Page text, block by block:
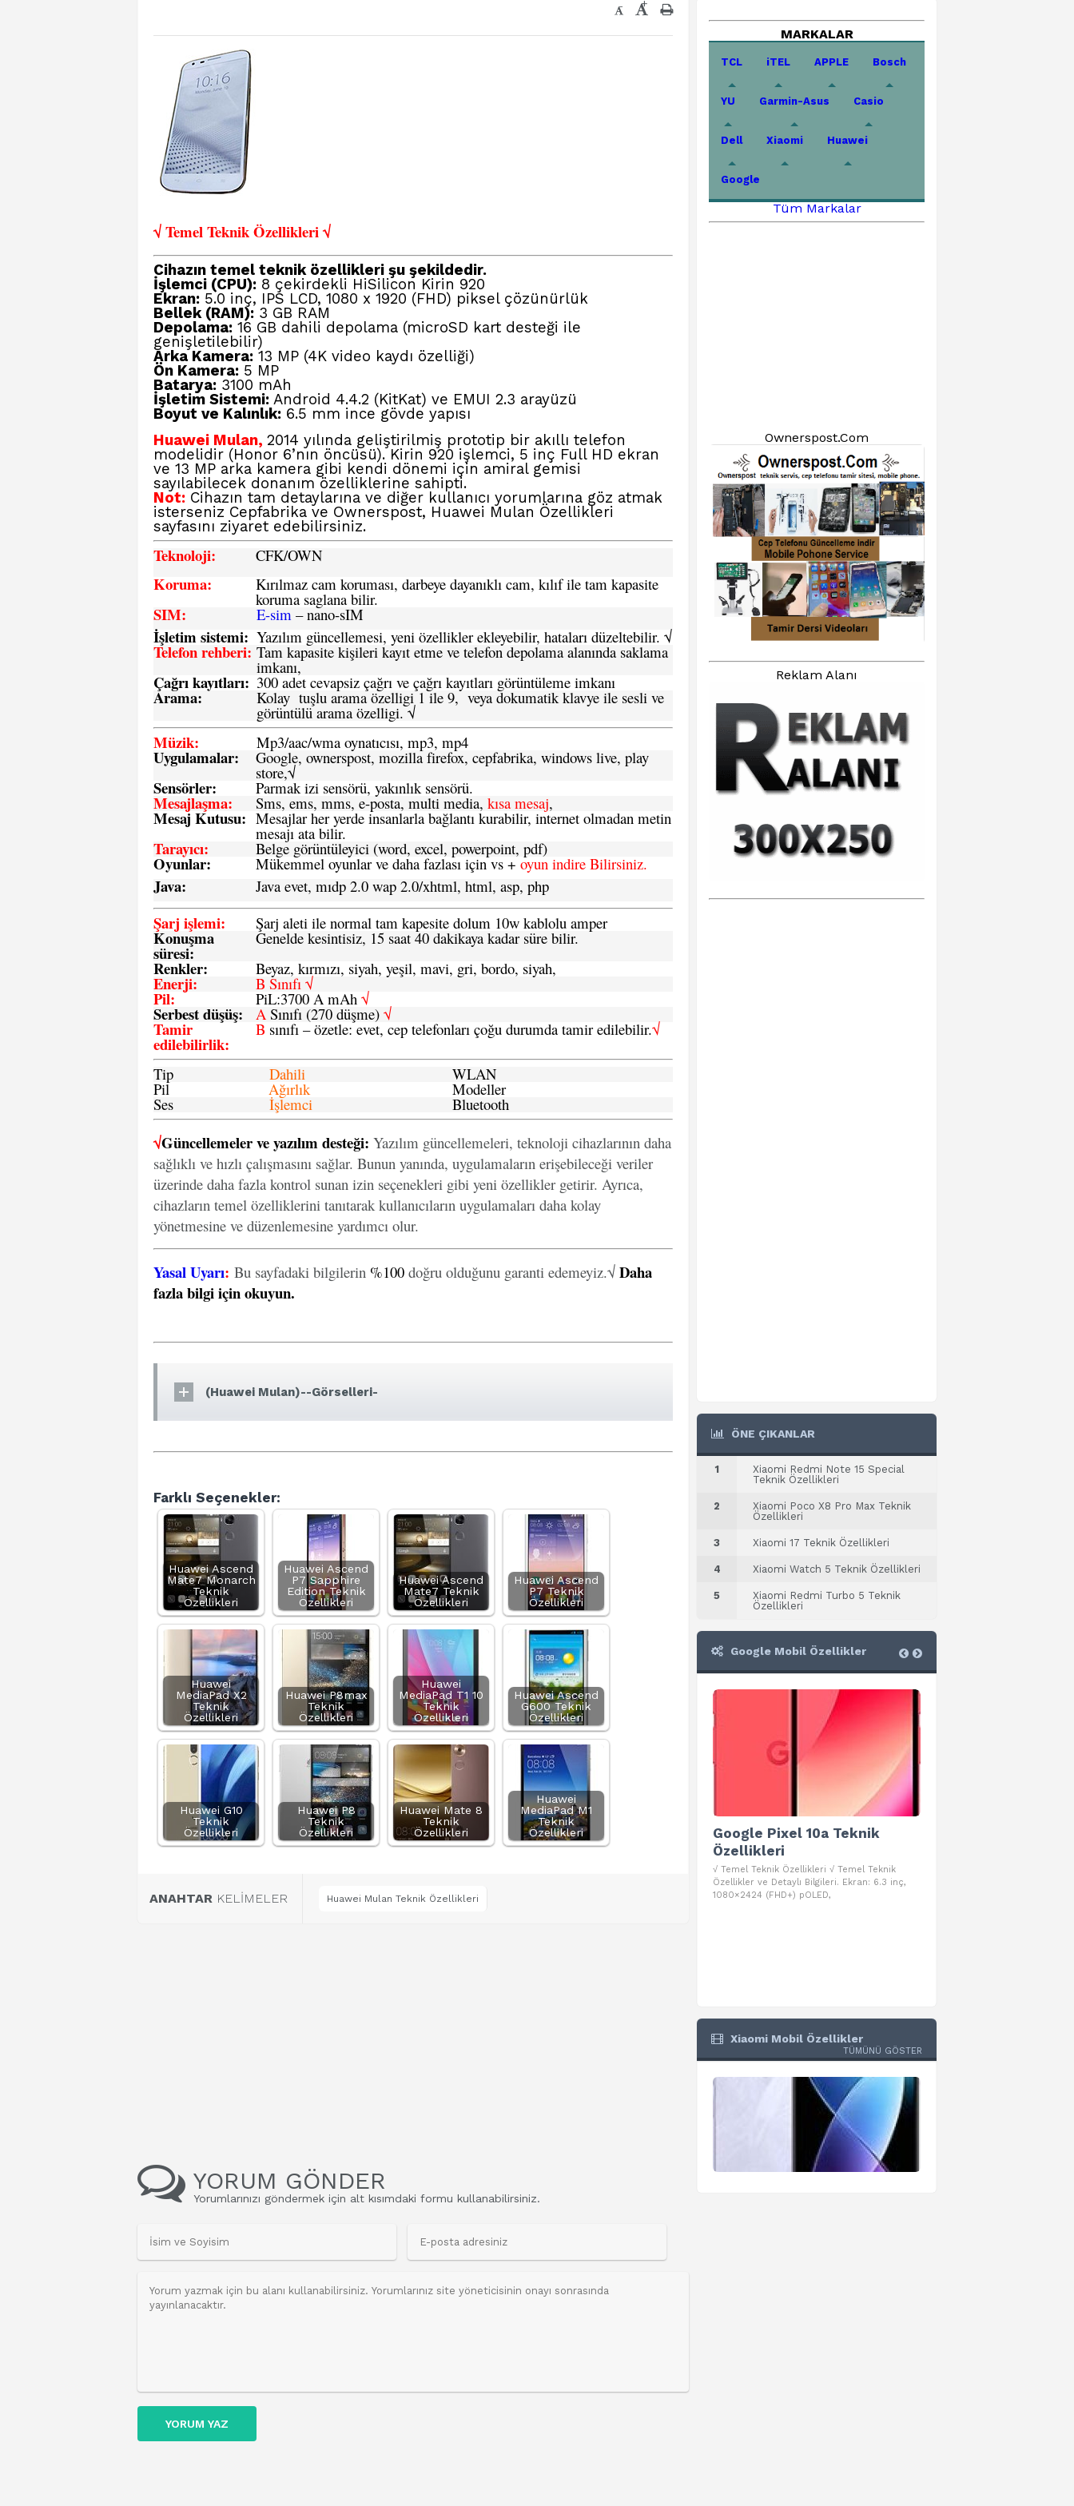
- +
√ Temel Teknik Özellikleri √
Cihazın temel teknik özellikleri şu şekildedir.
İşlemci (CPU): 8 çekirdekli HiSilicon Kirin 920
Ekran: 5.0 inç, IPS LCD, 1080 x 1920 (FHD) piksel çözünürlük
Bellek (RAM): 3 GB RAM
Depolama: 16 GB dahili depolama (microSD kart desteği ile
genişletilebilir)
Arka Kamera: 13 MP (4K video kaydı özelliği)
Ön Kamera: 5 MP
Batarya: 3100 mAh
İşletim Sistemi: Android 4.4.2 (KitKat) ve EMUI 2.3 arayüzü
Boyut ve Kalınlık: 6.5 mm ince gövde yapısı
Huawei Mulan, 2014 yılında geliştirilmiş prototip bir akıllı telefon
modelidir (Honor 6’nın öncüsü). Kirin 920 işlemci, 5 inç Full HD ekran
ve 13 MP arka kamera gibi kendi dönemi için amiral gemisi
sayılabilecek donanım özelliklerine sahipti.
Not: Cihazın tam detaylarına ve diğer kullanıcı yorumlarına göz atmak
isterseniz Cepfabrika ve Ownerspost, Huawei Mulan Özellikleri
sayfasını ziyaret edebilirsiniz.
Teknoloji: CFK/OWN
Koruma: Kırılmaz cam koruması, darbeye dayanıklı cam, kılıf ile tam kapasite
koruma saglana bilir.
SIM: E-sim – nano-sIM
İşletim sistemi: Yazılım güncellemesi, yeni özellikler ekleyebilir, hataları düzeltebilir. √
Telefon rehberi: Tam kapasite kişileri kayıt etme ve telefon depolama alanında saklama
imkanı,
Çağrı kayıtları: 300 adet cevapsiz çağrı ve çağrı kayıtları görüntüleme imkanı
Arama: Kolay tuşlu arama özelligi 1 ile 9, veya dokumatik klavye ile sesli ve
görüntülü arama özelligi. √
Müzik: Mp3/aac/wma oynatıcısı, mp3, mp4
Uygulamalar: Google, ownerspost, mozilla firefox, cepfabrika, windows live, play
store,√
Sensörler: Parmak izi sensörü, yakınlık sensörü.
Mesajlaşma: Sms, ems, mms, e-posta, multi media, kısa mesaj,
Mesaj Kutusu: Mesajlar her yerde insanlarla bağlantı kurabilir, internet olmadan metin
mesajı ata bilir.
Tarayıcı: Belge görüntüleyici (word, excel, powerpoint, pdf)
Oyunlar: Mükemmel oyunlar ve daha fazlası için vs +oyun indire Bilirsiniz.
Java: Java evet, mıdp 2.0 wap 2.0/xhtml, html, asp, php
Şarj işlemi: Şarj aleti ile normal tam kapesite dolum 10w kablolu amper
Konuşma
süresi:
Genelde kesintisiz, 15 saat 40 dakikaya kadar süre bilir.
Renkler: Beyaz, kırmızı, siyah, yeşil, mavi, gri, bordo, siyah,
Enerji: B Sınıfı √
Pil: PiL:3700 A mAh √
Serbest düşüş: ASınıfı (270 düşme) √
Tamir
edilebilirlik:
B sınıfı – özetle: evet, cep telefonları çoğu durumda tamir edilebilir.√
Tip Dahili WLAN
Pil Ağırlık Modeller
Ses İşlemci Bluetooth
√Güncellemeler ve yazılım desteği: Yazılım güncellemeleri, teknoloji cihazlarının daha
sağlıklı ve hızlı çalışmasını sağlar. Bunun yanında, uygulamaların erişebileceği veriler
üzerinde daha fazla kontrol sunan izin seçenekleri gibi yeni özellikler getirir. Ayrıca,
cihazların temel özelliklerini tanıtarak kullanıcıların uygulamaları daha kolay
yönetmesine ve düzenlemesine yardımcı olur.
Yasal Uyarı: Bu sayfadaki bilgilerin %100 doğru olduğunu garanti edemeyiz.√ Daha
fazla bilgi için okuyun.
(Huawei Mulan)--Görselleri-
Farklı Seçenekler:
Huawei Ascend
Mate7 Monarch
Teknik
Özellikleri
Huawei Ascend
P7 Sapphire
Edition Teknik
Özellikleri
Huawei Ascend
Mate7 Teknik
Özellikleri
Huawei Ascend
P7 Teknik
Özellikleri
Huawei
MediaPad X2
Teknik
Özellikleri
Huawei P8max
Teknik
Özellikleri
Huawei
MediaPad T1 10
Teknik
Özellikleri
Huawei Ascend
G600 Teknik
Özellikleri
Huawei G10
Teknik
Özellikleri
Huawei P8
Teknik
Özellikleri
Huawei Mate 8
Teknik
Özellikleri
Huawei
MediaPad M1
Teknik
Özellikleri
ANAHTAR KELİMELER Huawei Mulan Teknik Özellikleri
YORUM GÖNDER
Yorumlarınızı göndermek için alt kısımdaki formu kullanabilirsiniz.
YORUM YAZ
MARKALAR
TCL iTEL APPLE Bosch
YU Garmin-Asus Casio
Dell Xiaomi Huawei
Google
Tüm Markalar
Ownerspost.Com
Reklam Alanı
ÖNE ÇIKANLAR
1
Xiaomi Redmi Note 15 Special
Teknik Özellikleri
2
Xiaomi Poco X8 Pro Max Teknik
Özellikleri
3 Xiaomi 17 Teknik Özellikleri
4 Xiaomi Watch 5 Teknik Özellikleri
5
Xiaomi Redmi Turbo 5 Teknik
Özellikleri
Google Mobil Özellikler
Google Pixel 10 Pro Teknik
Özellikleri
Google Pixel 10a Teknik
Özellikleri
√ Temel Teknik Özellikleri √ Temel Teknik
Özellikler ve Detaylı Bilgileri. Ekran: 6.3 inç,
1080×2424 (FHD+) pOLED,
Xiaomi Mobil Özellikler
TÜMÜNÜ GÖSTER